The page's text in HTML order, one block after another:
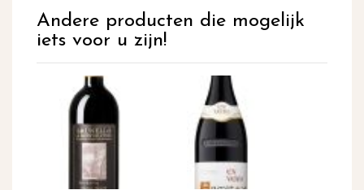
Andere producten die mogelijk
iets voor u zijn!